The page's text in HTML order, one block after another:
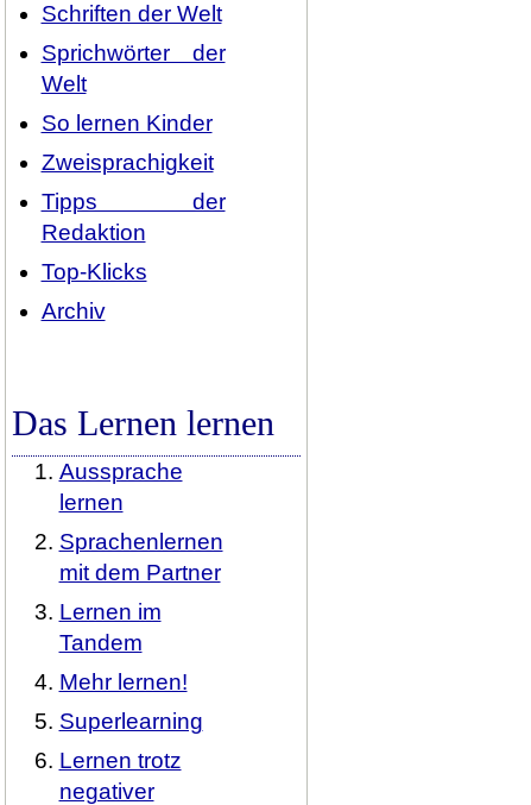
Schriften der Welt
Sprichwörter der
Welt
So lernen Kinder
Zweisprachigkeit
Tipps der
Redaktion
Top-Klicks
Archiv
Das Lernen lernen
Aussprache
lernen
Sprachenlernen
mit dem Partner
Lernen im
Tandem
Mehr lernen!
Superlearning
Lernen trotz
negativer